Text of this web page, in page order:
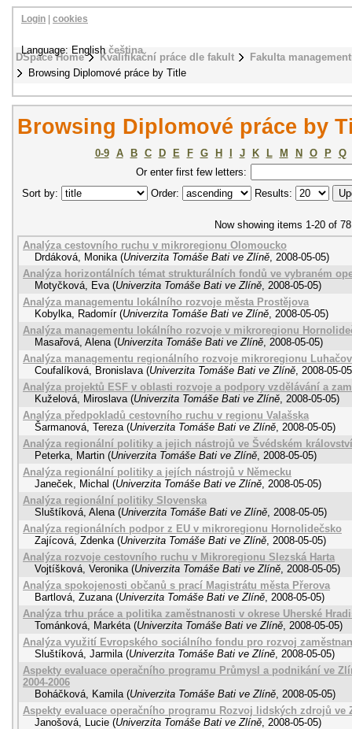
DSpace Home Kvalifikační práce dle fakult
Fakulta
Browsing Diplomové práce by Title
Login cookies
Language: Englishčeština
Browsing Diplomové práce by
0-9 A B C D E F G H J K L M N O P
Q
Or enter first few letters:
Sort by:
Order: Results:
Now showing items 1-20 of 78
Analýza cestovního ruchu v mikroregionu Olomoucko
Drdáková, Monika (Univerzita Tomáše Bati ve Zlíně, 2008-05-05)
Analýza horizontálních témat strukturálních fondů ve vybraném
Motyčková, Eva (Univerzita Tomáše Bati ve Zlíně, 2008-05-05)
Analýza managementu lokálního rozvoje města Prostějova
Kobylka, Radomír (Univerzita Tomáše Bati ve Zlíně, 2008-05-05)
Analýza managementu lokálního rozvoje v mikroregionu
Masařová, Alena (Univerzita Tomáše Bati ve Zlíně, 2008-05-05)
Analýza managementu regionálního rozvoje mikroregionu
Coufalíková, Bronislava (Univerzita Tomáše Bati ve Zlíně, 2008-05-05
Analýza projektů ESF v oblasti rozvoje a podpory vzdělávání a
Kuželová, Miroslava (Univerzita Tomáše Bati ve Zlíně, 2008-05-05)
Analýza předpokladů cestovního ruchu v regionu Valašska
Šarmanová, Tereza (Univerzita Tomáše Bati ve Zlíně, 2008-05-05)
Analýza regionální politiky a jejich nástrojů ve Švédském království
Peterka, Martin (Univerzita Tomáše Bati ve Zlíně, 2008-05-05)
Analýza regionální politiky a jejích nástrojů v Německu
Janeček, Michal (Univerzita Tomáše Bati ve Zlíně, 2008-05-05)
Analýza regionální politiky Slovenska
Sluštíková, Alena (Univerzita Tomáše Bati ve Zlíně, 2008-05-05)
Analýza regionálních podpor z EU v mikroregionu Hornolidečsko
Zajícová, Zdenka (Univerzita Tomáše Bati ve Zlíně, 2008-05-05)
Analýza rozvoje cestovního ruchu v Mikroregionu Slezská Harta
Vojtíšková, Veronika (Univerzita Tomáše Bati ve Zlíně, 2008-05-05)
Analýza spokojenosti občanů s prací Magistrátu města Přerova
Bartlová, Zuzana (Univerzita Tomáše Bati ve Zlíně, 2008-05-05)
Analýza trhu práce a politika zaměstnanosti v okrese Uherské
Tománková, Markéta (Univerzita Tomáše Bati ve Zlíně, 2008-05-05)
Analýza využití Evropského sociálního fondu pro rozvoj
Sluštíková, Jarmila (Univerzita Tomáše Bati ve Zlíně, 2008-05-05)
Aspekty evaluace operačního programu Průmysl a podnikání ve
2004-2006
Boháčková, Kamila (Univerzita Tomáše Bati ve Zlíně, 2008-05-05)
Aspekty evaluace operačního programu Rozvoj lidských zdrojů ve
Janošová, Lucie (Univerzita Tomáše Bati ve Zlíně, 2008-05-05)